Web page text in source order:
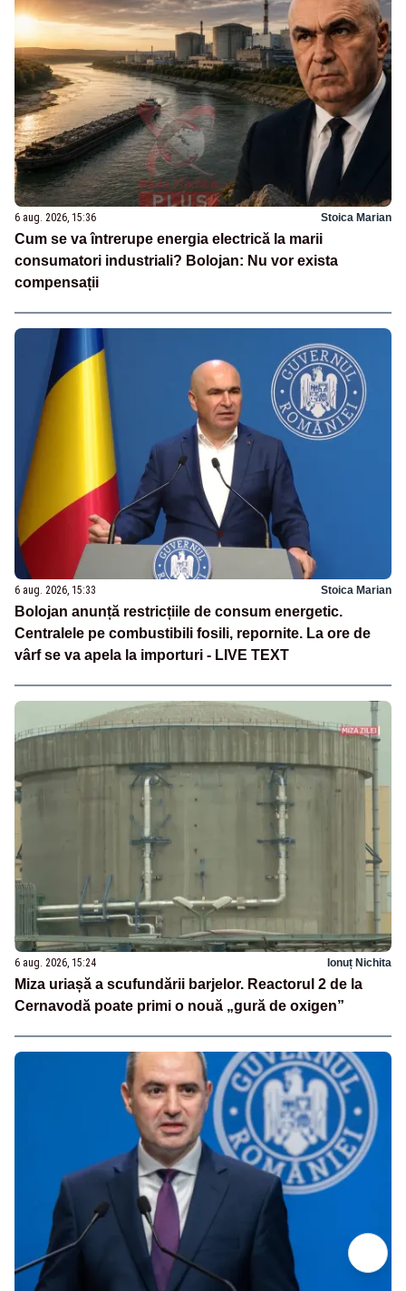
6 aug. 2026, 15:36 Stoica Marian
Cum se va întrerupe energia electrică la marii
consumatori industriali? Bolojan: Nu vor exista
compensații
6 aug. 2026, 15:33 Stoica Marian
Bolojan anunță restricțiile de consum energetic.
Centralele pe combustibili fosili, repornite. La ore de
vârf se va apela la importuri - LIVE TEXT
6 aug. 2026, 15:24 Ionuț Nichita
Miza uriașă a scufundării barjelor. Reactorul 2 de la
Cernavodă poate primi o nouă „gură de oxigen”